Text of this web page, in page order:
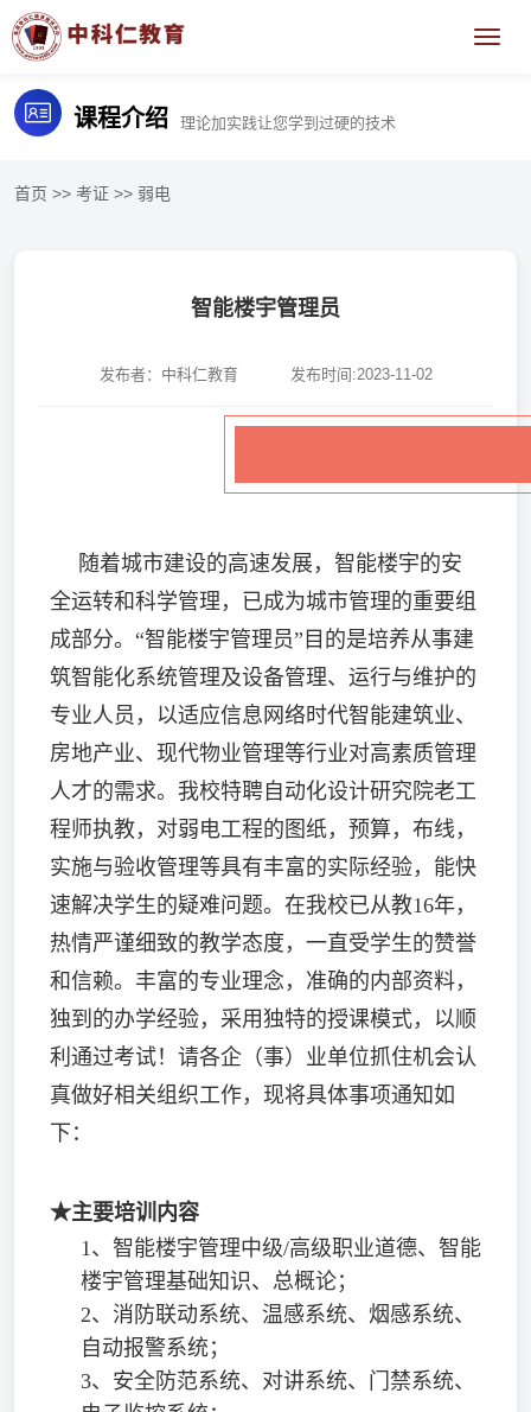
课程介绍 理论加实践让您学到过硬的技术
首页 >> 考证 >> 弱电
智能楼宇管理员
发布者：中科仁教育 发布时间:2023-11-02
随着城市建设的高速发展，智能楼宇的安
全运转和科学管理，已成为城市管理的重要组
成部分。“智能楼宇管理员”目的是培养从事建
筑智能化系统管理及设备管理、运行与维护的
专业人员，以适应信息网络时代智能建筑业、
房地产业、现代物业管理等行业对高素质管理
人才的需求。 我校特聘自动化设计研究院老工
程师执教，对弱电工程的图纸，预算，布线，
实施与验收管理等具有丰富的实际经验，能快
速解决学生的疑难问题。在我校已从教16年，
热情严谨细致的教学态度，一直受学生的赞誉
和信赖。丰富的专业理念，准确的内部资料，
独到的办学经验，采用独特的授课模式， 以顺
利通过考试！请各企（事）业单位抓住机会认
真做好相关组织工作，现将具体事项通知如
下：
★主要培训内容
1、智能楼宇管理中级/高级职业道德、智能
楼宇管理基础知识、总概论；
2、消防联动系统、温感系统、烟感系统、
自动报警系统；
3、安全防范系统、对讲系统、门禁系统、